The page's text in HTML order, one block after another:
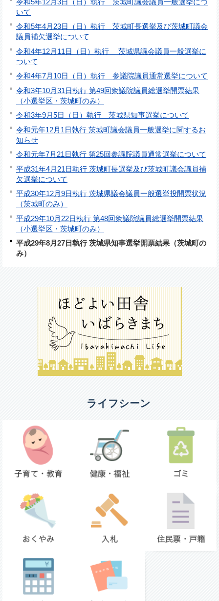
いて
令和5年4月23日（日）執行 茨城町長選挙及び茨城町議会
議員補欠選挙について
令和4年12月11日（日）執行 茨城県議会議員一般選挙に
ついて
令和4年7月10日（日）執行 参議院議員通常選挙について
令和3年10月31日執行 第49回衆議院議員総選挙開票結果
（小選挙区・茨城町のみ）
令和3年9月5日（日）執行 茨城県知事選挙について
令和元年12月1日執行 茨城町議会議員一般選挙に関するお
知らせ
令和元年7月21日執行 第25回参議院議員通常選挙について
平成31年4月21日執行 茨城町長選挙及び茨城町議会議員補
欠選挙について
平成30年12月9日執行 茨城県議会議員一般選挙投開票状況
（茨城町のみ）
平成29年10月22日執行 第48回衆議院議員総選挙開票結果
（小選挙区・茨城町のみ）
平成29年8月27日執行 茨城県知事選挙開票結果（茨城町の
み）
ライフシーン